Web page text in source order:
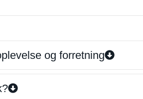
og forretning